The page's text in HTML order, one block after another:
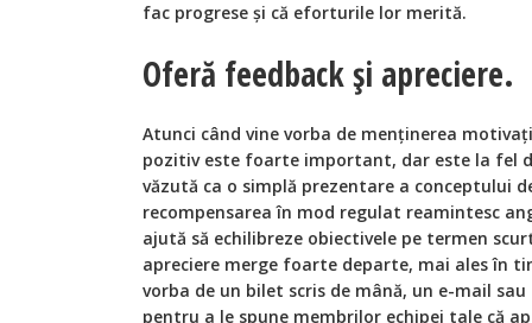
fac progrese și că eforturile lor merită.
Oferă feedback și apreciere.
Atunci când vine vorba de menținerea
pozitiv este foarte important, dar este la fel
văzută ca o simplă prezentare a conceptului
recompensarea în mod regulat reamintesc
ajută să echilibreze obiectivele pe termen
apreciere merge foarte departe, mai ales în
vorba de un bilet scris de mână, un e-mail
pentru a le spune membrilor echipei tale că